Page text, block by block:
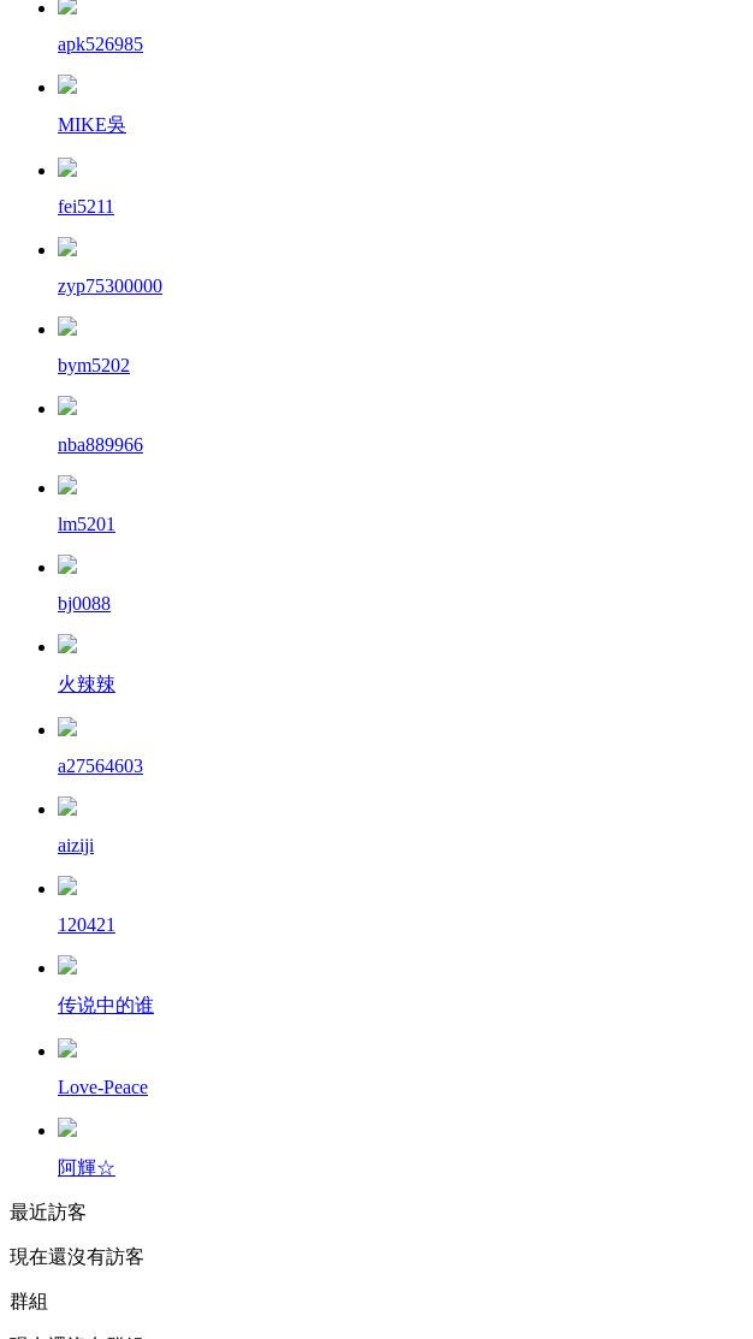
apk526985
MIKE吳
fei5211
zyp75300000
bym5202
nba889966
lm5201
bj0088
火辣辣
a27564603
aiziji
120421
传说中的谁
Love-Peace
阿輝☆
最近訪客
現在還沒有訪客
群組